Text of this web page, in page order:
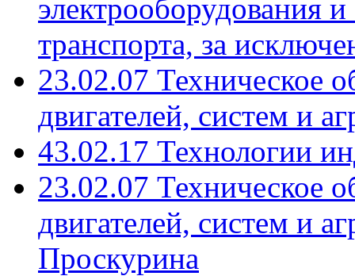
электрооборудования
транспорта, за
23.02.07 Техническое
двигателей, систем и
43.02.17 Технологии
23.02.07 Техническое
двигателей, систем и
Проскурина